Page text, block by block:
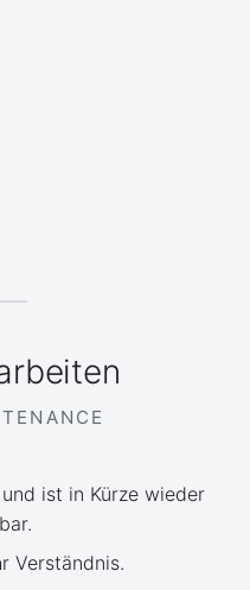
ist in Kürze wieder
Verständnis.